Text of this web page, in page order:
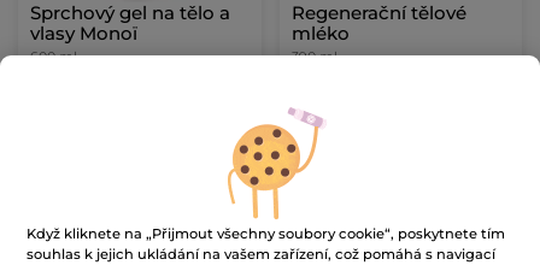
Sprchový gel na tělo a
vlasy Monoï
600 ml
KOŠÍKU
Regenerační tělové
mléko
390 ml
1485 Kč / 1l
579.00 Kč
KOŠÍKU
Když kliknete na „Přijmout všechny soubory cookie“, poskytnete tím
souhlas k jejich ukládání na vašem zařízení, což pomáhá s navigací